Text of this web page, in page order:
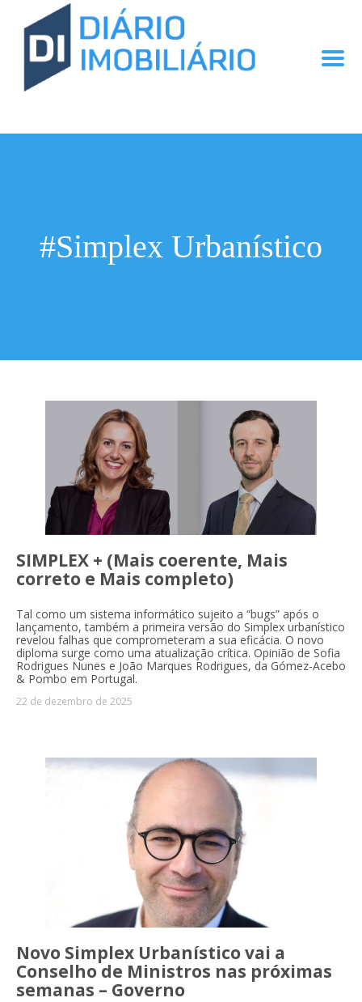
#Simplex Urbanístico
SIMPLEX + (Mais coerente, Mais
correto e Mais completo)
Tal como um sistema informático sujeito a “bugs” após o
lançamento, também a primeira versão do Simplex urbanístico
revelou falhas que comprometeram a sua eficácia. O novo
diploma surge como uma atualização crítica. Opinião de Sofia
Rodrigues Nunes e João Marques Rodrigues, da Gómez-Acebo
& Pombo em Portugal.
22 de dezembro de 2025
Novo Simplex Urbanístico vai a
Conselho de Ministros nas próximas
semanas – Governo